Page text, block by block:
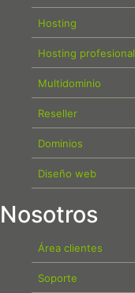
Hosting
Hosting profesional
Multidominio
Reseller
Dominios
Diseño web
Nosotros
Área clientes
Soporte